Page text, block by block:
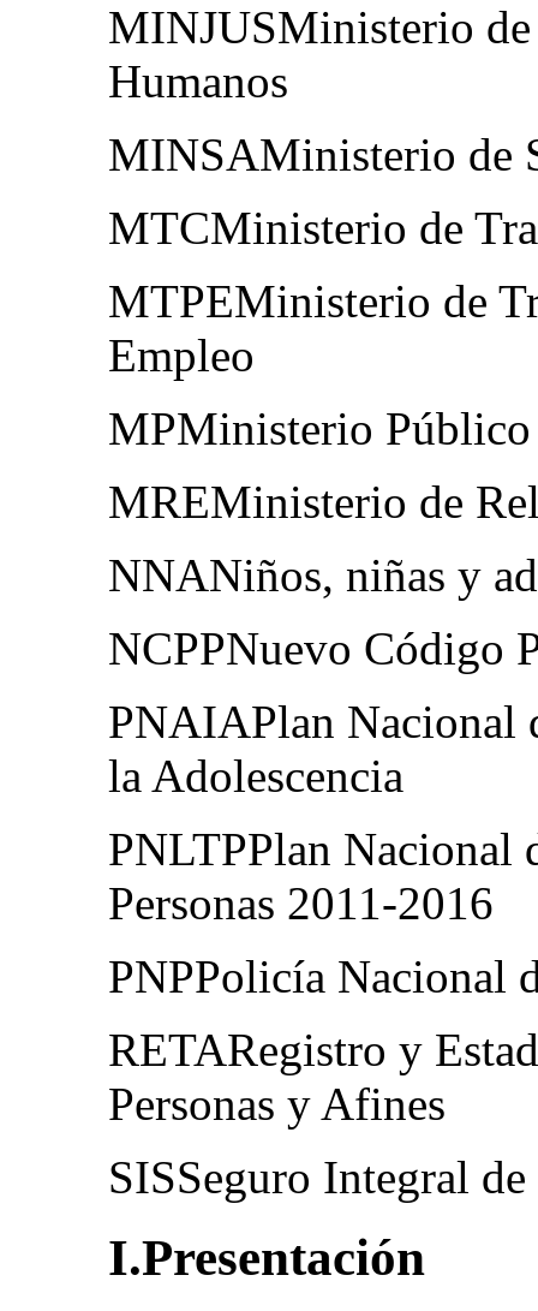
MINJUSMinisterio de
Humanos
MINSAMinisterio de
MTCMinisterio de
MTPEMinisterio de
Empleo
MPMinisterio Público
MREMinisterio de
NNANiños, niñas y
NCPPNuevo Código
PNAIAPlan Nacional
la Adolescencia
PNLTPPlan Nacional
Personas 2011-2016
PNPPolicía Nacional
RETARegistro y
Personas y Afines
SISSeguro Integral
I.Presentación